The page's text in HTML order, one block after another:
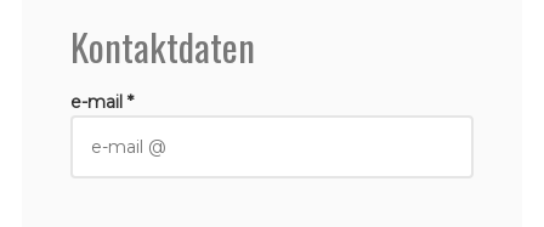
Kontaktdaten
e-mail *